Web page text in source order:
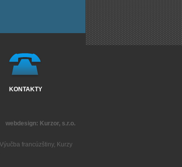
KONTAKTY
webdesign: Kurzor, s.r.o.
Výučba francúzštiny, Kurzy